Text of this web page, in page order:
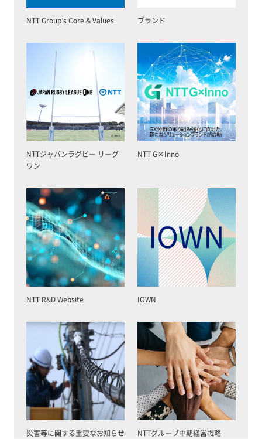
NTT Group’s Core & Values ブランド
NTTジャパンラグビー リーグ
ワン
NTT G×Inno
NTT R&D Website IOWN
災害等に関する重要なお知らせ NTTグループ中期経営戦略